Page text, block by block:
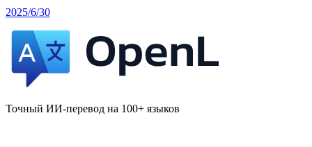
2025/6/30
Точный ИИ-перевод на 100+ языков